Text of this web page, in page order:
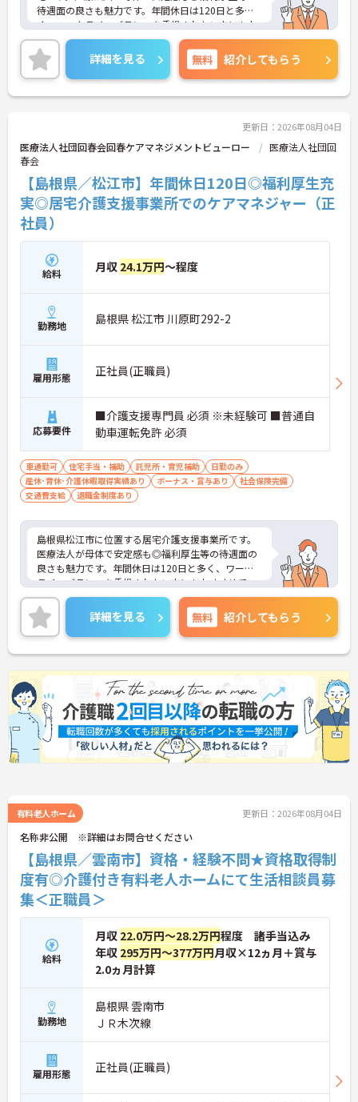
待遇面の良さも魅力です。年間休日は120日と多
く、ワークライフバランスを重視されたい方にもお
すすめです。ご興味のある方には、面接対策ポイン
トなど、さらに詳細をお話しいたしますのでお気軽
にご相談ください！
詳細を見る 無料 紹介してもらう
更新日：2026年08月04日
医療法人社団回春会回春ケアマネジメントビューロー
医療法人社団回
春会
【島根県／松江市】年間休日120日◎福利厚生充
実◎居宅介護支援事業所でのケアマネジャー（正
社員）
給料 月収 24.1万円～程度
勤務地 島根県 松江市 川原町292-2
雇用形態 正社員(正職員)
応募要件
■介護支援専門員 必須 ※未経験可 ■普通自
動車運転免許 必須
車通勤可 住宅手当・補助 託児所・育児補助
日勤のみ
産休･育休･介護休暇取得実績あり
ボーナス・賞与あり
社会保険完備
交通費支給
退職金制度あり
島根県松江市に位置する居宅介護支援事業所です。
医療法人が母体で安定感も◎福利厚生等の待遇面の
良さも魅力です。年間休日は120日と多く、ワーク
ライフバランスを重視されたい方にもおすすめで
す。ご興味のある方には、面接対策ポイントなど、
さらに詳細をお話しいたしますのでお気軽にご相談
ください！
詳細を見る 無料 紹介してもらう
有料老人ホーム 更新日：2026年08月04日
名称非公開 ※詳細はお問合せください
【島根県／雲南市】資格・経験不問★資格取得制
度有◎介護付き有料老人ホームにて生活相談員募
集＜正職員＞
給料
月収 22.0万円～28.2万円程度 諸手当込み
年収 295万円～377万円月収×12ヵ月＋賞与
2.0ヵ月計算
勤務地
島根県 雲南市
ＪＲ木次線
雇用形態 正社員(正職員)